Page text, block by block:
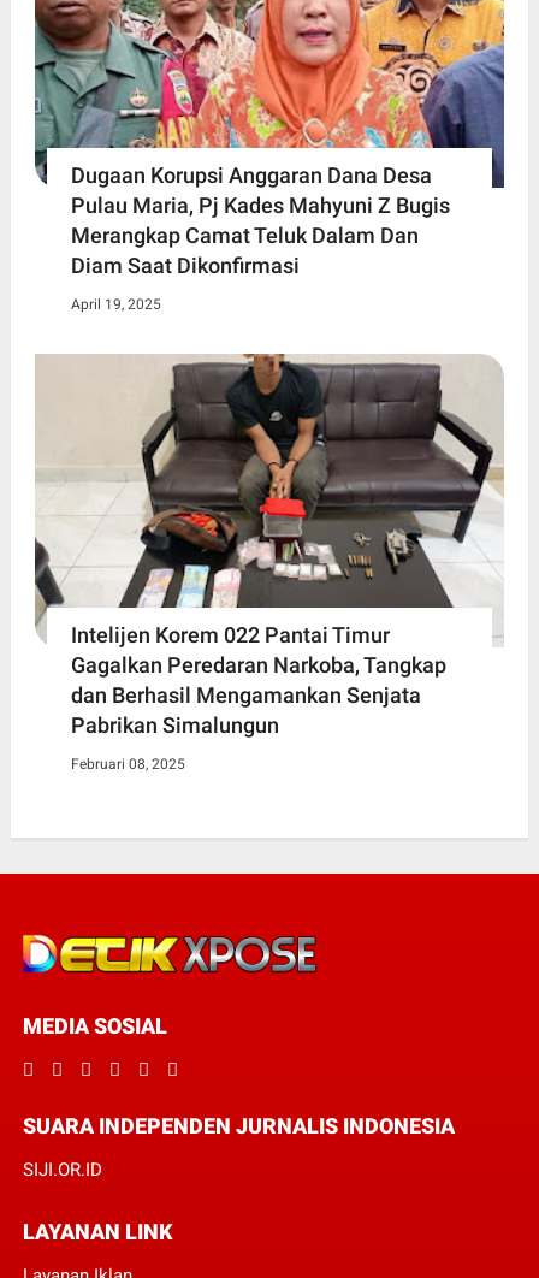
Dugaan Korupsi Anggaran Dana Desa
Pulau Maria, Pj Kades Mahyuni Z Bugis
Merangkap Camat Teluk Dalam Dan
Diam Saat Dikonfirmasi
April 19, 2025
Intelijen Korem 022 Pantai Timur
Gagalkan Peredaran Narkoba, Tangkap
dan Berhasil Mengamankan Senjata
Pabrikan Simalungun
Februari 08, 2025
MEDIA SOSIAL
SUARA INDEPENDEN JURNALIS INDONESIA
SIJI.OR.ID
LAYANAN LINK